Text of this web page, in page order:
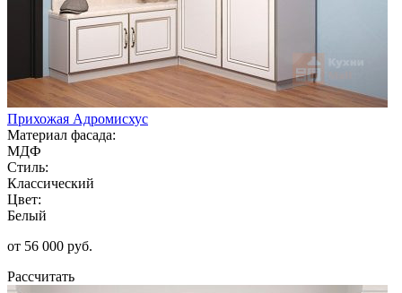
Прихожая Адромисхус
Материал фасада:
МДФ
Стиль:
Классический
Цвет:
Белый
от 56 000 руб.
Рассчитать